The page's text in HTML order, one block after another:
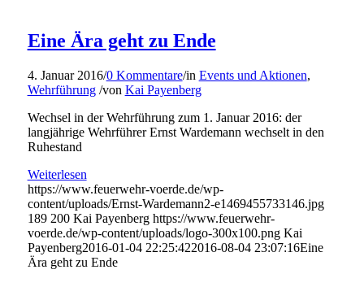
Eine Ära geht zu Ende
4. Januar 2016/0 Kommentare/in Events und Aktionen,
Wehrführung /von Kai Payenberg
Wechsel in der Wehrführung zum 1. Januar 2016: der
langjährige Wehrführer Ernst Wardemann wechselt in den
Ruhestand
Weiterlesen
https://www.feuerwehr-voerde.de/wp-
content/uploads/Ernst-Wardemann2-e1469455733146.jpg
189 200 Kai Payenberg https://www.feuerwehr-
voerde.de/wp-content/uploads/logo-300x100.png Kai
Payenberg2016-01-04 22:25:422016-08-04 23:07:16Eine
Ära geht zu Ende